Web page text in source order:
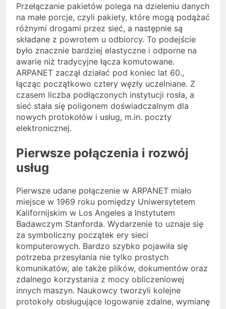
Przełączanie pakietów polega na dzieleniu danych
na małe porcje, czyli pakiety, które mogą podążać
różnymi drogami przez sieć, a następnie są
składane z powrotem u odbiorcy. To podejście
było znacznie bardziej elastyczne i odporne na
awarie niż tradycyjne łącza komutowane.
ARPANET zaczął działać pod koniec lat 60.,
łącząc początkowo cztery węzły uczelniane. Z
czasem liczba podłączonych instytucji rosła, a
sieć stała się poligonem doświadczalnym dla
nowych protokołów i usług, m.in. poczty
elektronicznej.
Pierwsze połączenia i rozwój
usług
Pierwsze udane połączenie w ARPANET miało
miejsce w 1969 roku pomiędzy Uniwersytetem
Kalifornijskim w Los Angeles a Instytutem
Badawczym Stanforda. Wydarzenie to uznaje się
za symboliczny początek ery sieci
komputerowych. Bardzo szybko pojawiła się
potrzeba przesyłania nie tylko prostych
komunikatów, ale także plików, dokumentów oraz
zdalnego korzystania z mocy obliczeniowej
innych maszyn. Naukowcy tworzyli kolejne
protokoły obsługujące logowanie zdalne, wymianę